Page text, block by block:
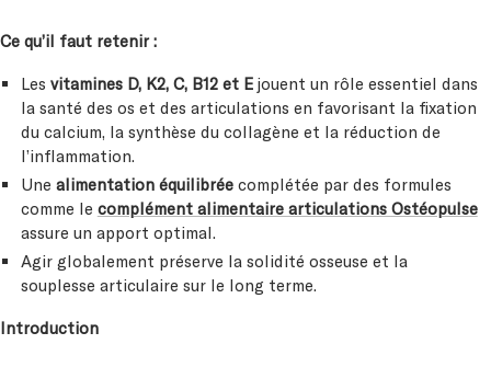
Ce qu’il faut retenir :
Les vitamines D, K2, C, B12 et Ejouent un rôle essentiel dans
la santé des os et des articulations en favorisant la fixation
du calcium, la synthèse du collagène et la réduction de
l’inflammation.
Une alimentation équilibréecomplétée par des formules
comme le complément alimentaire articulations Ostéopulse
assure un apport optimal.
Agir globalement préserve la solidité osseuse et la
souplesse articulaire sur le long terme.
Introduction